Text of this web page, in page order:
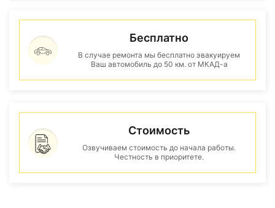
Бесплатно
В случае ремонта мы бесплатно эвакуируем
Ваш автомобиль до 50 км. от МКАД-а
Стоимость
Озвучиваем стоимость до начала работы.
Честность в приоритете.